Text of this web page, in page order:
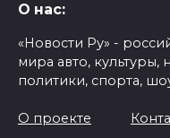
О нас:
«Новости Ру» -
мира авто, культуры,
политики, спорта,
О проекте